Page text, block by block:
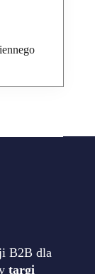
B2B dla
targi